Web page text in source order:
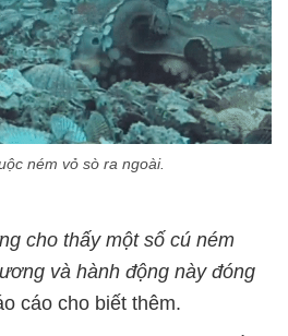
ném vỏ sò ra ngoài.
cho thấy một số cú ném
và hành động này đóng
cáo cho biết thêm.